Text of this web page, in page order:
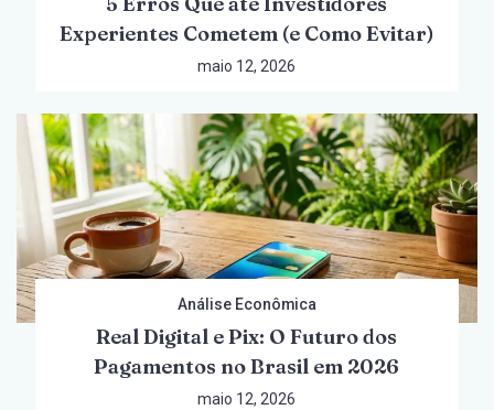
Experientes Cometem (e Como Evitar)
maio 12, 2026
Análise Econômica
Real Digital e Pix: O Futuro dos
Pagamentos no Brasil em 2026
maio 12, 2026